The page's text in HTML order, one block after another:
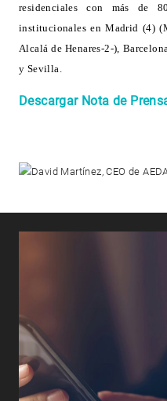
residenciales con más de
institucionales en Madrid (4)
Alcalá de Henares-2-),
y Sevilla.
Descargar Nota de